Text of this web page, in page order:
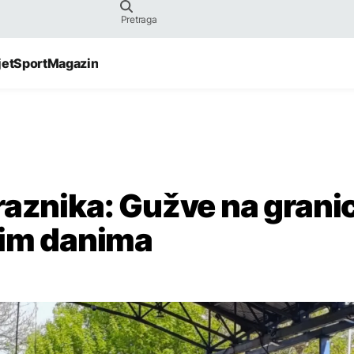
SportMagazin
Gužve na
danima